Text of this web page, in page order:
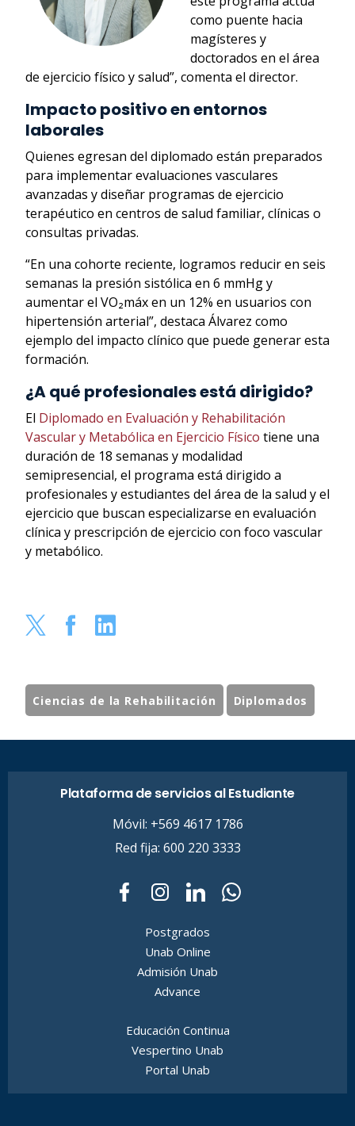
como puente hacia
magísteres y
doctorados en el área
de ejercicio físico y salud”, comenta el director.
Impacto positivo en entornos
laborales
Quienes egresan del diplomado están preparados
para implementar evaluaciones vasculares
avanzadas y diseñar programas de ejercicio
terapéutico en centros de salud familiar, clínicas o
consultas privadas.
“En una cohorte reciente, logramos reducir en seis
semanas la presión sistólica en 6 mmHg y
aumentar el VO₂máx en un 12% en usuarios con
hipertensión arterial”, destaca Álvarez como
ejemplo del impacto clínico que puede generar esta
formación.
¿A qué profesionales está dirigido?
El Diplomado en Evaluación y Rehabilitación
Vascular y Metabólica en Ejercicio Físico tiene una
duración de 18 semanas y modalidad
semipresencial, el programa está dirigido a
profesionales y estudiantes del área de la salud y el
ejercicio que buscan especializarse en evaluación
clínica y prescripción de ejercicio con foco vascular
y metabólico.
Ciencias de la Rehabilitación Diplomados